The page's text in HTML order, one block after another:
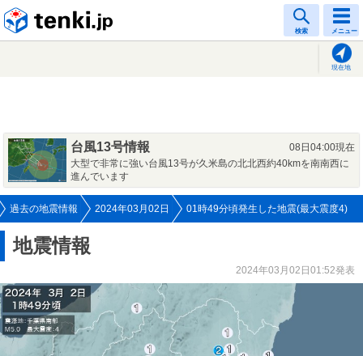
検索 メニュー
現在地
台風13号情報
08日04:00現在
大型で非常に強い台風13号が久米島の北北西約40kmを南南西に
進んでいます
過去の地震情報 2024年03月02日 01時49分頃発生した地震(最大震度4)
地震情報
2024年03月02日01:52発表